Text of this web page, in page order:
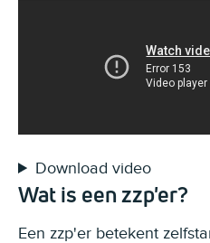
Download video
Wat is een zzp'er?
Een zzp'er betekent